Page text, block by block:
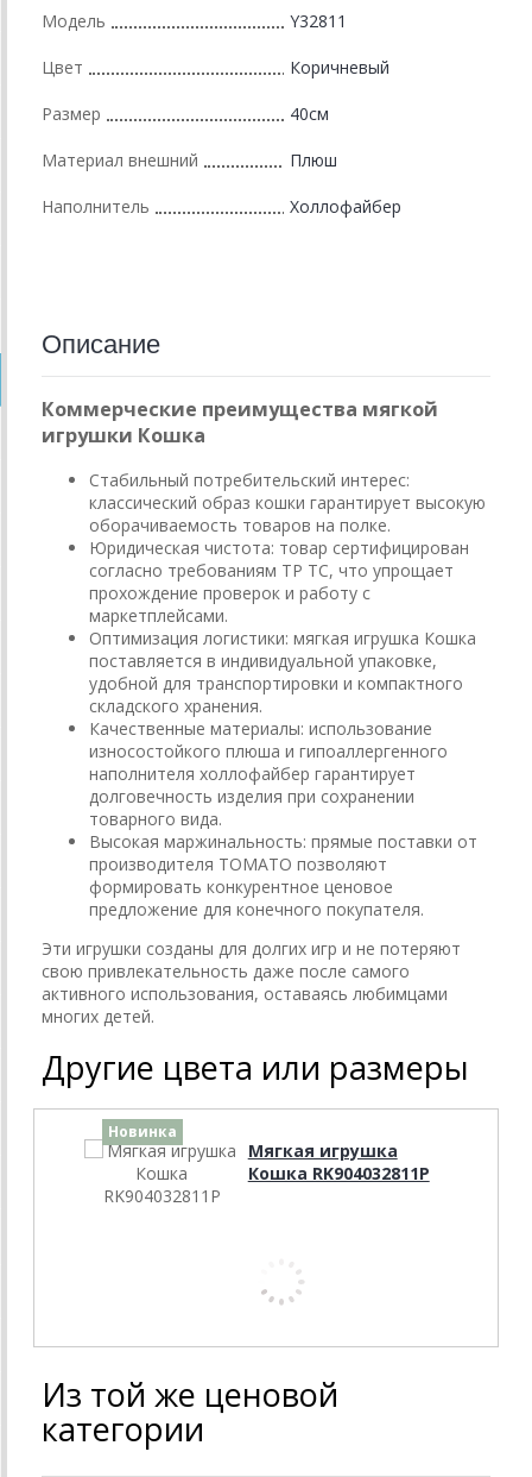
Модель Y32811
Цвет Коричневый
Размер 40см
Материал внешний Плюш
Наполнитель Холлофайбер
Описание
Коммерческие преимущества мягкой
игрушки Кошка
Стабильный потребительский интерес:
классический образ кошки гарантирует высокую
оборачиваемость товаров на полке.
Юридическая чистота: товар сертифицирован
согласно требованиям ТР ТС, что упрощает
прохождение проверок и работу с
маркетплейсами.
Оптимизация логистики: мягкая игрушка Кошка
поставляется в индивидуальной упаковке,
удобной для транспортировки и компактного
складского хранения.
Качественные материалы: использование
износостойкого плюша и гипоаллергенного
наполнителя холлофайбер гарантирует
долговечность изделия при сохранении
товарного вида.
Высокая маржинальность: прямые поставки от
производителя ТОМАТО позволяют
формировать конкурентное ценовое
предложение для конечного покупателя.
Эти игрушки созданы для долгих игр и не потеряют
свою привлекательность даже после самого
активного использования, оставаясь любимцами
многих детей.
Другие цвета или размеры
Новинка
Мягкая игрушка
Кошка RK904032811P
Из той же ценовой
категории